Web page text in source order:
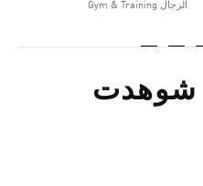
الرجال Gym & Training
شوهدت